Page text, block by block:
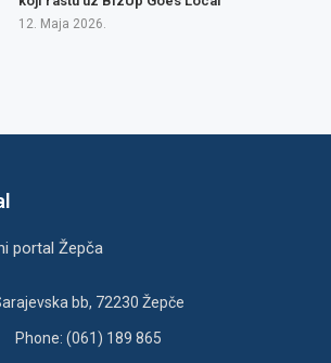
12. Maja 2026.
portal Žepča
bb, 72230 Žepče
Phone: (061) 189 865